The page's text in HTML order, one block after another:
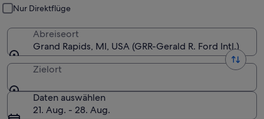
Fenster
geöffnet
Nur Direktflüge
Abreiseort
Grand Rapids, MI, USA (GRR-Gerald R. Ford Intl.)
Zielort
Daten auswählen
21. Aug. - 28. Aug.